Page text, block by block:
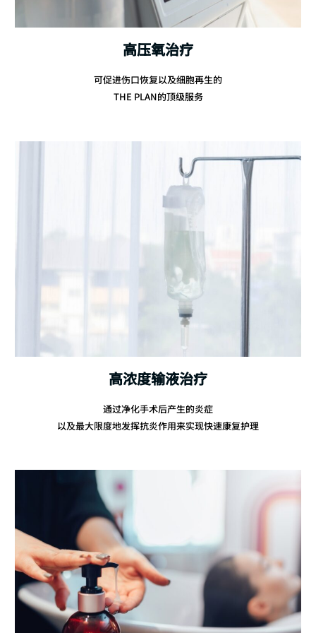
高压氧治疗
可促进伤口恢复以及细胞再生的
THE PLAN的顶级服务
高浓度输液治疗
通过净化手术后产生的炎症
以及最大限度地发挥抗炎作用来实现快速康复护理